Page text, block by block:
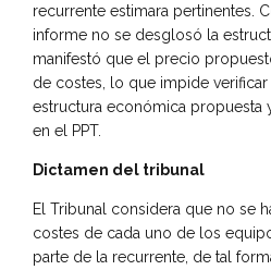
recurrente estimara pertinentes.
informe no se desglosó la
manifestó que el precio
de costes, lo que impide
estructura económica propuesta
en el PPT.
Dictamen del tribunal
El Tribunal considera que no se
costes de cada uno de los
parte de la recurrente, de tal